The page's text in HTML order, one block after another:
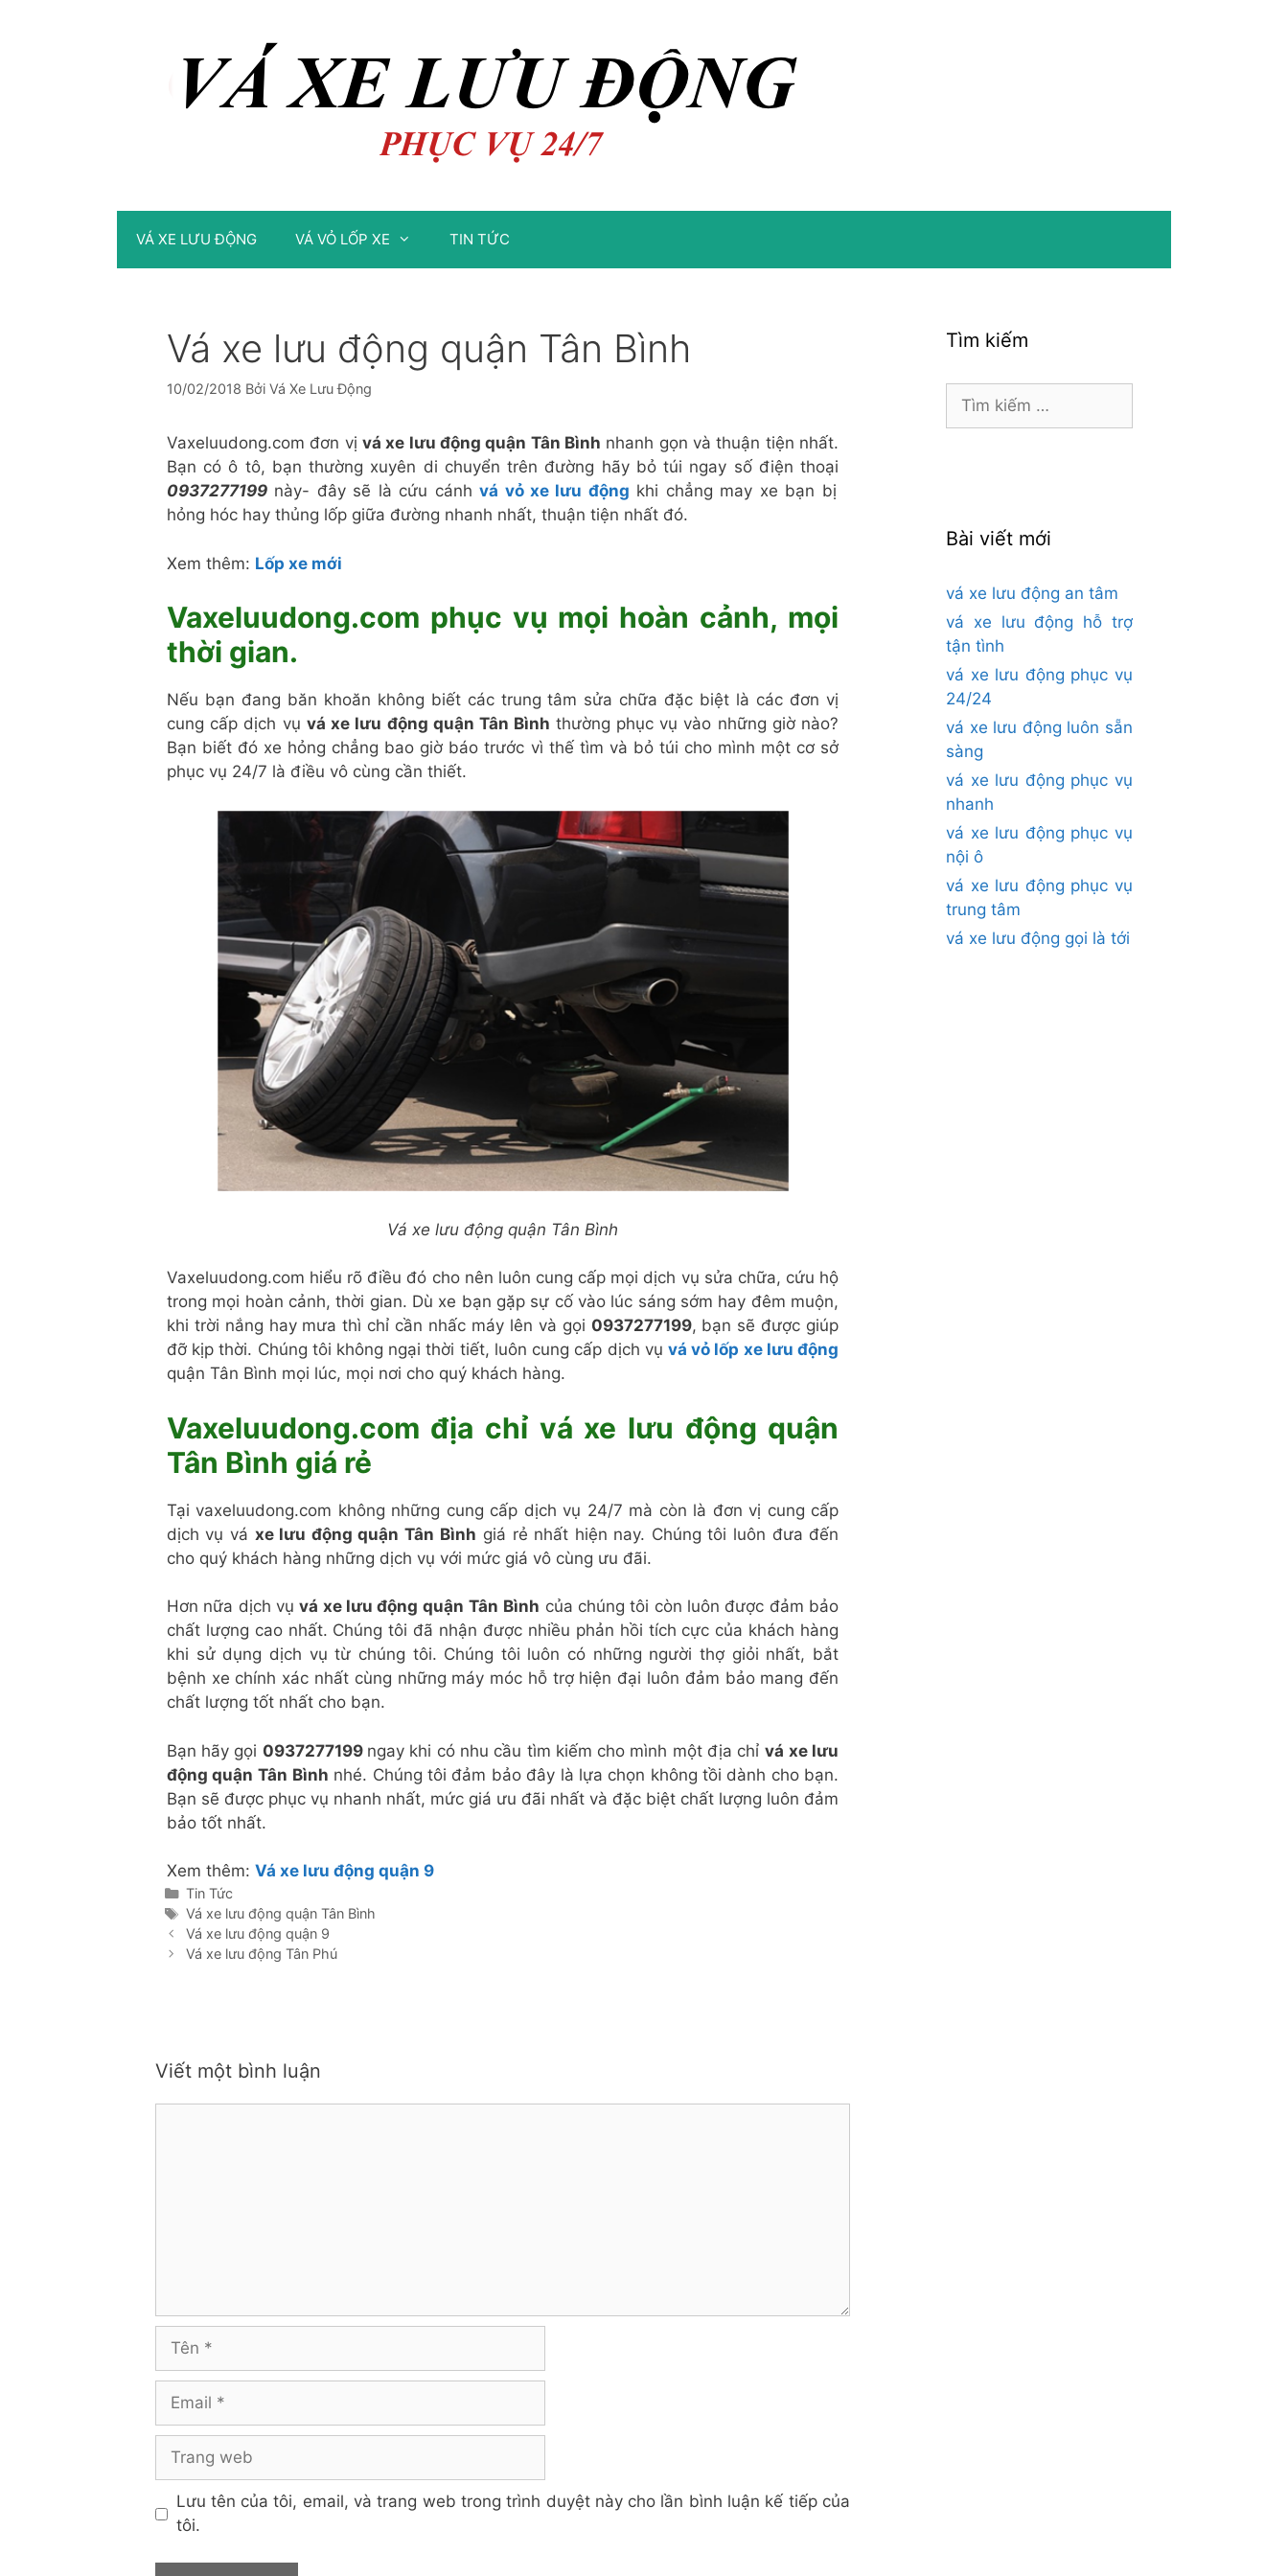
VÁ XE LƯU ĐỘNG VÁ VỎ LỐP XE TIN TỨC
Vá xe lưu động quận Tân Bình
10/02/2018 Bởi Vá Xe Lưu Động
Vaxeluudong.com đơn vị vá xe lưu động quận Tân Bình nhanh gọn và thuận tiện nhất.
Bạn có ô tô, bạn thường xuyên di chuyển trên đường hãy bỏ túi ngay số điện thoại
0937277199này- đây sẽ là cứu cánhvá vỏ xe lưu động khi chẳng may xe bạn bị
hỏng hóc hay thủng lốp giữa đường nhanh nhất, thuận tiện nhất đó.
Xem thêm: Lốp xe mới
Vaxeluudong.com phục vụ mọi hoàn cảnh, mọi
thời gian.
Nếu bạn đang băn khoăn không biết các trung tâm sửa chữa đặc biệt là các đơn vị
cung cấp dịch vụ vá xe lưu động quận Tân Bình thường phục vụ vào những giờ nào?
Bạn biết đó xe hỏng chẳng bao giờ báo trước vì thế tìm và bỏ túi cho mình một cơ sở
phục vụ 24/7 là điều vô cùng cần thiết.
Vá xe lưu động quận Tân Bình
Vaxeluudong.com hiểu rõ điều đó cho nên luôn cung cấp mọi dịch vụ sửa chữa, cứu hộ
trong mọi hoàn cảnh, thời gian. Dù xe bạn gặp sự cố vào lúc sáng sớm hay đêm muộn,
khi trời nắng hay mưa thì chỉ cần nhấc máy lên và gọi 0937277199, bạn sẽ được giúp
đỡ kịp thời. Chúng tôi không ngại thời tiết, luôn cung cấp dịch vụ vá vỏ lốp xe lưu động
quận Tân Bình mọi lúc, mọi nơi cho quý khách hàng.
Vaxeluudong.com địa chỉ vá xe lưu động quận
Tân Bình giá rẻ
Tại vaxeluudong.com không những cung cấp dịch vụ 24/7 mà còn là đơn vị cung cấp
dịch vụ vá xe lưu động quận Tân Bình giá rẻ nhất hiện nay. Chúng tôi luôn đưa đến
cho quý khách hàng những dịch vụ với mức giá vô cùng ưu đãi.
Hơn nữa dịch vụvá xe lưu động quận Tân Bình của chúng tôi còn luôn được đảm bảo
chất lượng cao nhất. Chúng tôi đã nhận được nhiều phản hồi tích cực của khách hàng
khi sử dụng dịch vụ từ chúng tôi. Chúng tôi luôn có những người thợ giỏi nhất, bắt
bệnh xe chính xác nhất cùng những máy móc hỗ trợ hiện đại luôn đảm bảo mang đến
chất lượng tốt nhất cho bạn.
Bạn hãy gọi 0937277199 ngay khi có nhu cầu tìm kiếm cho mình một địa chỉ vá xe lưu
động quận Tân Bình nhé. Chúng tôi đảm bảo đây là lựa chọn không tồi dành cho bạn.
Bạn sẽ được phục vụ nhanh nhất, mức giá ưu đãi nhất và đặc biệt chất lượng luôn đảm
bảo tốt nhất.
Xem thêm: Vá xe lưu động quận 9
Danh
mục
Tin Tức
Thẻ
Vá xe lưu động quận Tân Bình
Vá xe lưu động quận 9
Vá xe lưu động Tân Phú
Viết một bình luận
Tên
Email
Trang
Lưu tên của tôi, email, và trang web trong trình duyệt này cho lần bình luận kế tiếp của
tôi.
Tìm kiếm
Tìm
Bài viết mới
vá xe lưu động an tâm
vá xe lưu động hỗ trợ
tận tình
vá xe lưu động phục vụ
24/24
vá xe lưu động luôn sẵn
sàng
vá xe lưu động phục vụ
nhanh
vá xe lưu động phục vụ
nội ô
vá xe lưu động phục vụ
trung tâm
vá xe lưu động gọi là tới